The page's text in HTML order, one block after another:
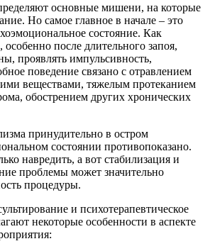
основные мишени, на которые
Но самое главное в начале – это
состояние. Как
после длительного запоя,
проявлять импульсивность,
поведение связано с отравлением
веществами, тяжелым протеканием
обострением других хронических
принудительно в остром
состоянии противопоказано.
навредить, а вот стабилизация и
проблемы может значительно
процедуры.
и психотерапевтическое
некоторые особенности в аспекте